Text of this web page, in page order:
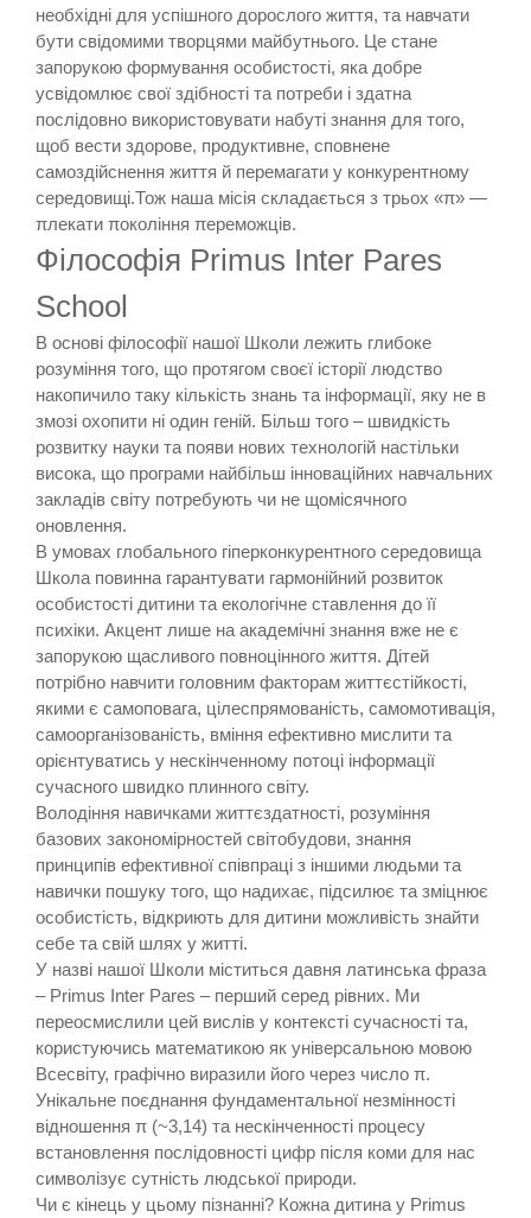
необхідні для успішного дорослого життя, та навчати
бути свідомими творцями майбутнього. Це стане
запорукою формування особистості, яка добре
усвідомлює свої здібності та потреби і здатна
послідовно використовувати набуті знання для того,
щоб вести здорове, продуктивне, сповнене
самоздійснення життя й перемагати у конкурентному
середовищі.Тож наша місія складається з трьох «π» —
πлекати πокоління πереможців.
Філософія Primus Inter Pares
School
В основі філософії нашої Школи лежить глибоке
розуміння того, що протягом своєї історії людство
накопичило таку кількість знань та інформації, яку не в
змозі охопити ні один геній. Більш того – швидкість
розвитку науки та появи нових технологій настільки
висока, що програми найбільш інноваційних навчальних
закладів світу потребують чи не щомісячного
оновлення.
В умовах глобального гіперконкурентного середовища
Школа повинна гарантувати гармонійний розвиток
особистості дитини та екологічне ставлення до її
психіки. Акцент лише на академічні знання вже не є
запорукою щасливого повноцінного життя. Дітей
потрібно навчити головним факторам життєстійкості,
якими є самоповага, цілеспрямованість, самомотивація,
самоорганізованість, вміння ефективно мислити та
орієнтуватись у нескінченному потоці інформації
сучасного швидко плинного світу.
Володіння навичками життєздатності, розуміння
базових закономірностей світобудови, знання
принципів ефективної співпраці з іншими людьми та
навички пошуку того, що надихає, підсилює та зміцнює
особистість, відкриють для дитини можливість знайти
себе та свій шлях у житті.
У назві нашої Школи міститься давня латинська фраза
– Primus Inter Pares – перший серед рівних. Ми
переосмислили цей вислів у контексті сучасності та,
користуючись математикою як універсальною мовою
Всесвіту, графічно виразили його через число π.
Унікальне поєднання фундаментальної незмінності
відношення π (~3,14) та нескінченності процесу
встановлення послідовності цифр після коми для нас
символізує сутність людської природи.
Чи є кінець у цьому пізнанні? Кожна дитина у Primus